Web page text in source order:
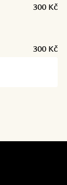
300 Kč
300 Kč